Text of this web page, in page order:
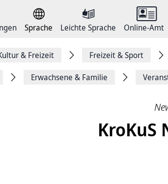
Sprache Leichte Sprache Online-Amt
& Freizeit Freizeit & Sport
Erwachsene & Familie
KroKuS